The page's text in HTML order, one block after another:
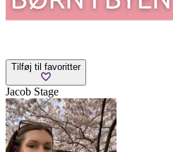
Tilføj til favoritter
Jacob Stage